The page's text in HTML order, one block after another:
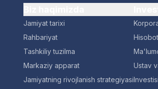
Jamiyat tarixi
Rahbariyat
Tashkiliy tuzilma
Markaziy apparat
Jamiyatning rivojlanish strategiyasi
Ustav